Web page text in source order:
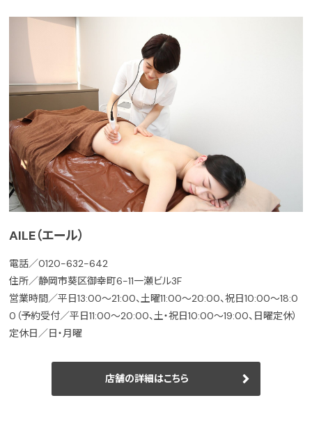
AILE（エール）
電話／0120-632-642
住所／静岡市葵区御幸町6-11一瀬ビル3F
営業時間／平日13:00～21:00、土曜11:00～20:00、祝日10:00～18:0
0（予約受付／平日11:00～20:00、土・祝日10:00～19:00、日曜定休）
定休日／日・月曜
店舗の詳細はこちら